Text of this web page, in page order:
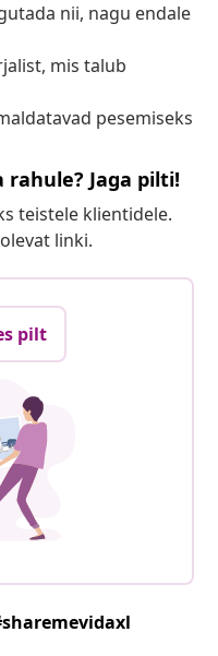
nii, nagu endale
mis talub
pesemiseks
Jaga pilti!
teistele klientidele.
linki.
pilt